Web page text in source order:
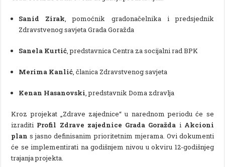
Sanid Zirak , pomoćnik gradonačelnika i predsjednik
Zdravstvenog savjeta Grada Goražda
Sanela Kurtić , predstavnica Centra za socijalni rad BPK
Merima Kanlić , članica Zdravstvenog savjeta
Kenan Hasanovski , predstavnik Doma zdravlja
Kroz projekat „Zdrave zajednice“ u narednom periodu će se
izraditi Profil Zdrave zajednice Grada Goražda i Akcioni
plan s jasno definisanim prioritetnim mjerama. Ovi dokumenti
će se implementirati na godišnjem nivou u okviru 12-godišnjeg
trajanja projekta.